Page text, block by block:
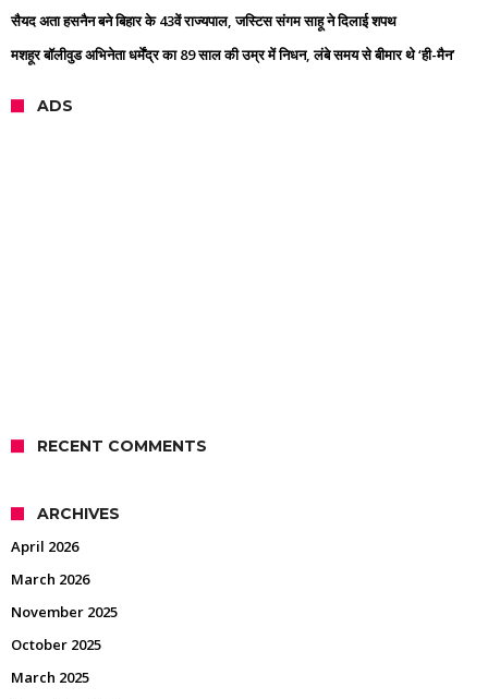
सैयद अता हसनैन बने बिहार के 43वें राज्यपाल, जस्टिस संगम साहू ने दिलाई शपथ
मशहूर बॉलीवुड अभिनेता धर्मेंद्र का 89 साल की उम्र में निधन, लंबे समय से बीमार थे ‘ही-मैन’
ADS
RECENT COMMENTS
ARCHIVES
April 2026
March 2026
November 2025
October 2025
March 2025